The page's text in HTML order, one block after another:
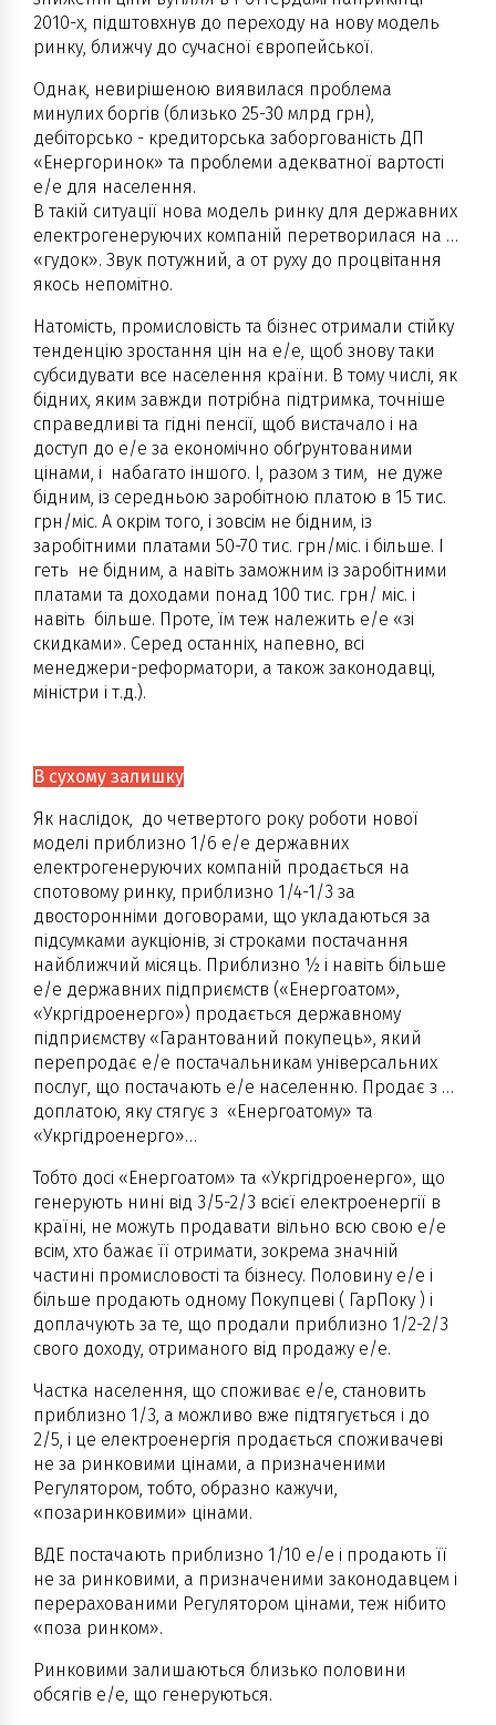
2010-х, підштовхнув до переходу на нову модель
ринку, ближчу до сучасної європейської.
Однак, невирішеною виявилася проблема
минулих боргів (близько 25-30 млрд грн),
дебіторсько - кредиторська заборгованість ДП
«Енергоринок» та проблеми адекватної вартості
е/е для населення.
В такій ситуації нова модель ринку для державних
електрогенеруючих компаній перетворилася на …
«гудок». Звук потужний, а от руху до процвітання
якось непомітно.
Натомість, промисловість та бізнес отримали стійку
тенденцію зростання цін на е/е, щоб знову таки
субсидувати все населення країни. В тому числі, як
бідних, яким завжди потрібна підтримка, точніше
справедливі та гідні пенсії, щоб вистачало і на
доступ до е/е за економічно обґрунтованими
цінами, і набагато іншого. І, разом з тим, не дуже
бідним, із середньою заробітною платою в 15 тис.
грн/міс. А окрім того, і зовсім не бідним, із
заробітними платами 50-70 тис. грн/міс. і більше. І
геть не бідним, а навіть заможним із заробітними
платами та доходами понад 100 тис. грн/ міс. і
навіть більше. Проте, їм теж належить е/е «зі
скидками». Серед останніх, напевно, всі
менеджери-реформатори, а також законодавці,
міністри і т.д.).
В сухому залишку
Як наслідок, до четвертого року роботи нової
моделі приблизно 1/6 е/е державних
електрогенеруючих компаній продається на
спотовому ринку, приблизно 1/4-1/3 за
двосторонніми договорами, що укладаються за
підсумками аукціонів, зі строками постачання
найближчий місяць. Приблизно ½ і навіть більше
е/е державних підприємств («Енергоатом»,
«Укргідроенерго») продається державному
підприємству «Гарантований покупець», який
перепродає е/е постачальникам універсальних
послуг, що постачають е/е населенню. Продає з …
доплатою, яку стягує з «Енергоатому» та
«Укргідроенерго»…
Тобто досі «Енергоатом» та «Укргідроенерго», що
генерують нині від 3/5-2/3 всієї електроенергії в
країні, не можуть продавати вільно всю свою е/е
всім, хто бажає її отримати, зокрема значній
частині промисловості та бізнесу. Половину е/е і
більше продають одному Покупцеві ( ГарПоку ) і
доплачують за те, що продали приблизно 1/2-2/3
свого доходу, отриманого від продажу е/е.
Частка населення, що споживає е/е, становить
приблизно 1/3, а можливо вже підтягується і до
2/5, і це електроенергія продається споживачеві
не за ринковими цінами, а призначеними
Регулятором, тобто, образно кажучи,
«позаринковими» цінами.
ВДЕ постачають приблизно 1/10 е/е і продають її
не за ринковими, а призначеними законодавцем і
перерахованими Регулятором цінами, теж нібито
«поза ринком».
Ринковими залишаються близько половини
обсягів е/е, що генеруються.